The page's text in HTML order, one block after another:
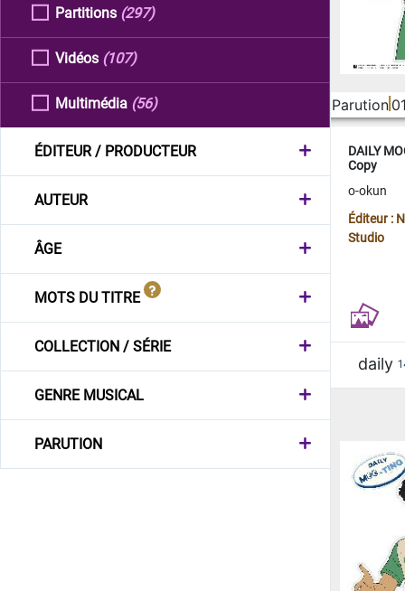
Partitions (297)
Vidéos (107)
Multimédia (56)
ÉDITEUR / PRODUCTEUR
AUTEUR
ÂGE
MOTS DU TITRE
COLLECTION / SÉRIE
GENRE MUSICAL
PARUTION
Parution
DAILY
Copy
o-okun
Éditeur :
Studio
daily